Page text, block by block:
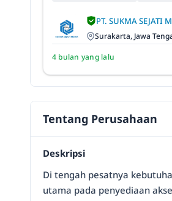
PT. SUKMA SEJATI
Surakarta, Jawa
4 bulan yang lalu
Tentang Perusahaan
Deskripsi
Di tengah pesatnya
utama pada penyediaan